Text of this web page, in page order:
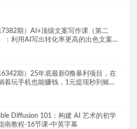
期）AI+顶级文案写作课（第二
：利用AI写出转化率更高的出色文案：
期）25年底最新0撸暴利项目，在
着玩手机也能赚钱，1元提现秒到账，
Diffusion 101：构建 AI 艺术的初学
南教程-16节课-中英字幕